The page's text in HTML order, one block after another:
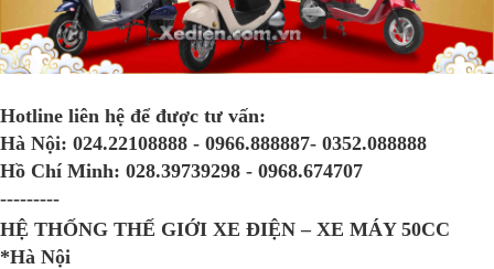
Hotline liên hệ để được tư vấn:
Hà Nội: 024.22108888 - 0966.888887- 0352.088888
Hồ Chí Minh: 028.39739298 - 0968.674707
---------
HỆ THỐNG THẾ GIỚI XE ĐIỆN – XE MÁY 50CC
*Hà Nội